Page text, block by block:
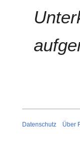
Datenschutz Über